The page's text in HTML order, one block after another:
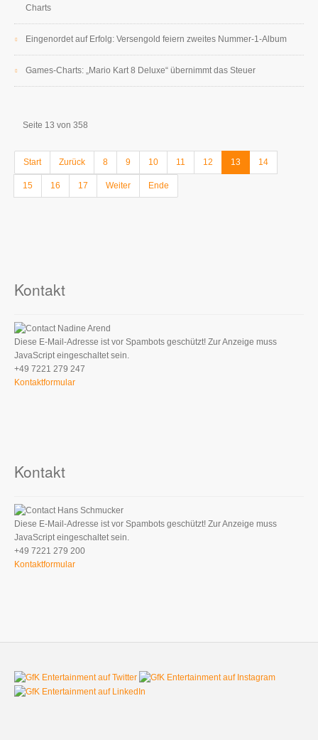
Charts
Eingenordet auf Erfolg: Versengold feiern zweites Nummer-1-Album
Games-Charts: „Mario Kart 8 Deluxe“ übernimmt das Steuer
Seite 13 von 358
Start Zurück 8 9 10 11 12 13 14
15 16 17 Weiter Ende
Kontakt
Nadine Arend
Diese E-Mail-Adresse ist vor Spambots geschützt! Zur Anzeige muss
JavaScript eingeschaltet sein.
+49 7221 279 247
Kontaktformular
Kontakt
Hans Schmucker
Diese E-Mail-Adresse ist vor Spambots geschützt! Zur Anzeige muss
JavaScript eingeschaltet sein.
+49 7221 279 200
Kontaktformular